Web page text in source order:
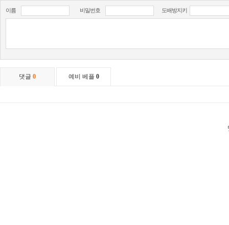
이름 비밀번호 도배방지키
댓글 0 예비 베플 0